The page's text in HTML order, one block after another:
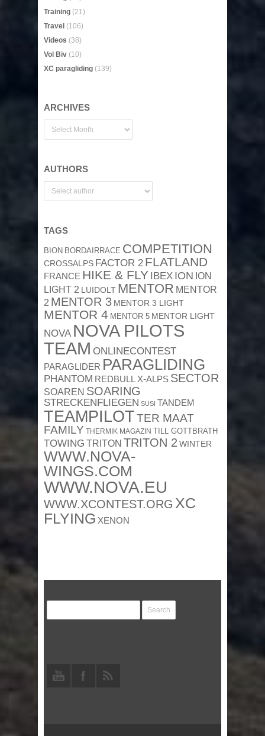
Training (21)
Travel (106)
Videos (38)
Vol Biv (10)
XC paragliding (139)
ARCHIVES
AUTHORS
TAGS
BION BORDAIRRACE COMPETITION
CROSSALPS FACTOR 2 FLATLAND
FRANCE HIKE & FLY IBEX ION ION
LIGHT 2 LUIDOLT MENTOR MENTOR
2 MENTOR 3 MENTOR 3 LIGHT
MENTOR 4 MENTOR 5 MENTOR LIGHT
NOVA NOVA PILOTS
TEAM ONLINECONTEST
PARAGLIDER PARAGLIDING
PHANTOM REDBULL X-ALPS SECTOR
SOAREN SOARING
STRECKENFLIEGEN SUSI TANDEM
TEAMPILOTTER MAAT
FAMILY THERMIK MAGAZIN TILL GOTTBRATH
TOWING TRITON TRITON 2 WINTER
WWW.NOVA-
WINGS.COM
WWW.NOVA.EU
WWW.XCONTEST.ORG XC
FLYING XENON